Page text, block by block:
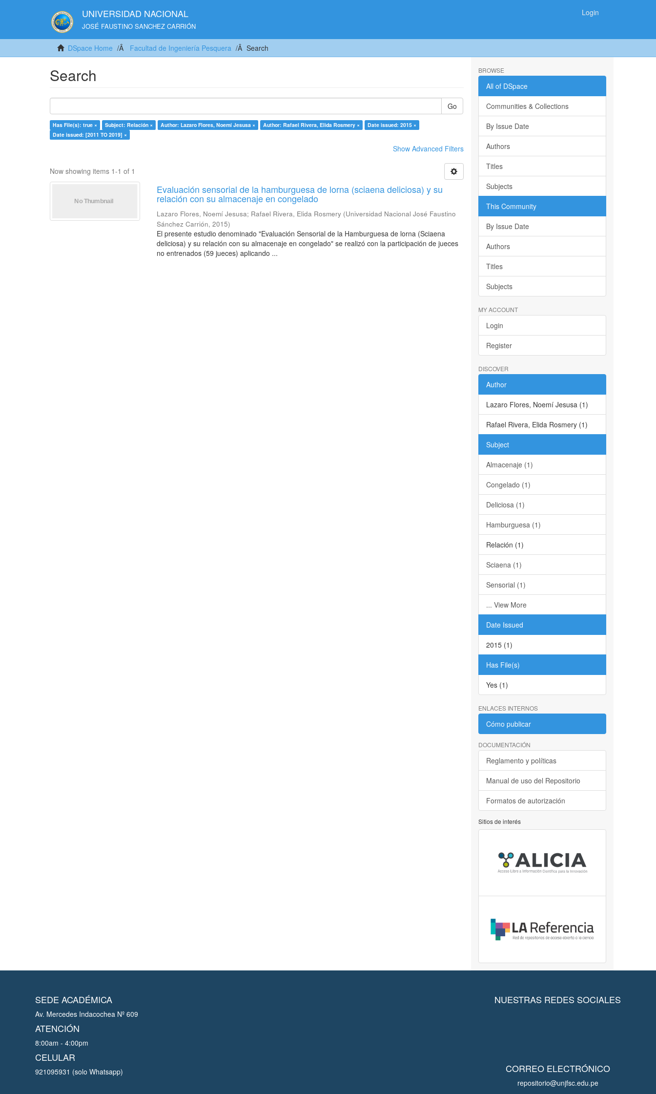
UNIVERSIDAD NACIONAL
JOSÉ FAUSTINO SANCHEZ CARRIÓN
Login
DSpace Home Facultad de Ingeniería Pesquera Search
Search
Go
Has File(s): true × Subject: Relación × Author: Lazaro Flores, Noemí Jesusa × Author: Rafael Rivera, Elida Rosmery ×
Date issued: 2015 ×
Date issued: [2011 TO 2019] ×
Show Advanced Filters
Now showing items 1-1 of 1
Evaluación sensorial de la hamburguesa de lorna (sciaena deliciosa) y su
relación con su almacenaje en congelado
Lazaro Flores, Noemí Jesusa; Rafael Rivera, Elida Rosmery (Universidad Nacional José Faustino
Sánchez Carrión,2015)
El presente estudio denominado "Evaluación Sensorial de la Hamburguesa de lorna (Sciaena
deliciosa) y su relación con su almacenaje en congelado" se realizó con la participación de jueces
no entrenados (59 jueces) aplicando ...
BROWSE
All of DSpace
Communities & Collections
By Issue Date
Authors
Titles
Subjects
This Community
By Issue Date
Authors
Titles
Subjects
MY ACCOUNT
Login
Register
DISCOVER
Author
Lazaro Flores, Noemí Jesusa (1)
Rafael Rivera, Elida Rosmery (1)
Subject
Almacenaje (1)
Congelado (1)
Deliciosa (1)
Hamburguesa (1)
Relación (1)
Sciaena (1)
Sensorial (1)
... View More
Date Issued
2015 (1)
Has File(s)
Yes (1)
ENLACES INTERNOS
Cómo publicar
DOCUMENTACIÓN
Reglamento y políticas
Manual de uso del Repositorio
Formatos de autorización
Sitios de interés
SEDE ACADÉMICA
Av. Mercedes Indacochea Nº 609
ATENCIÓN
8:00am - 4:00pm
CELULAR
921095931 (solo Whatsapp)
NUESTRAS REDES SOCIALES
CORREO ELECTRÓNICO
repositorio@unjfsc.edu.pe